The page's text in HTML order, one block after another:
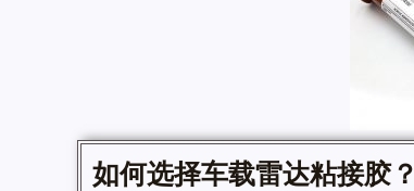
如何选择车载雷达粘接胶？